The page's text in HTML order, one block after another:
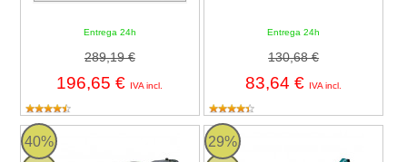
Entrega 24h
289,19 €
196,65 € IVA incl.
Entrega 24h
130,68 €
83,64 € IVA incl.
40%
Martillo Picador Makita HM1200 940W 8'3kg
29%
Makita DUN500WZ - Cortasetos